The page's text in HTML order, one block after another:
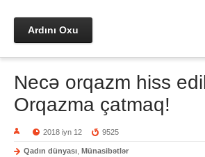
Ardını Oxu
Necə orqazm hiss
Orqazma çatmaq!
2018 iyn 12 9525
Qadın dünyası Münasibətlər